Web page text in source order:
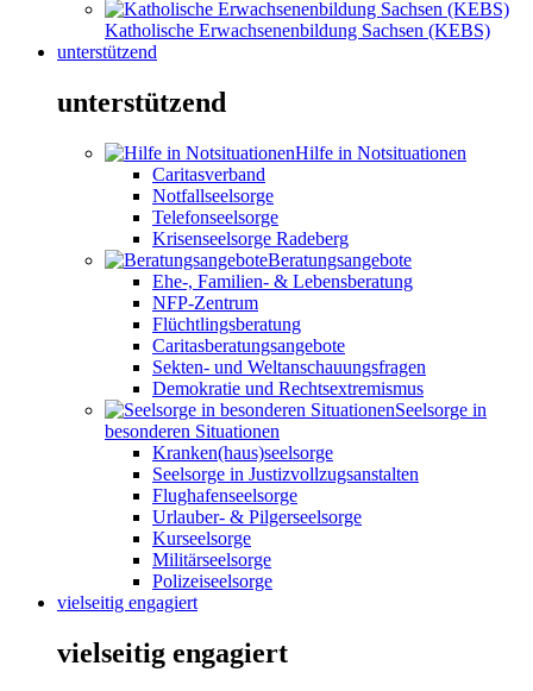
Katholische Erwachsenenbildung Sachsen (KEBS)
unterstützend
unterstützend
Hilfe in Notsituationen
Caritasverband
Notfallseelsorge
Telefonseelsorge
Krisenseelsorge Radeberg
Beratungsangebote
Ehe-, Familien- & Lebensberatung
NFP-Zentrum
Flüchtlingsberatung
Caritasberatungsangebote
Sekten- und Weltanschauungsfragen
Demokratie und Rechtsextremismus
Seelsorge in
besonderen Situationen
Kranken(haus)seelsorge
Seelsorge in Justizvollzugsanstalten
Flughafenseelsorge
Urlauber- & Pilgerseelsorge
Kurseelsorge
Militärseelsorge
Polizeiseelsorge
vielseitig engagiert
vielseitig engagiert